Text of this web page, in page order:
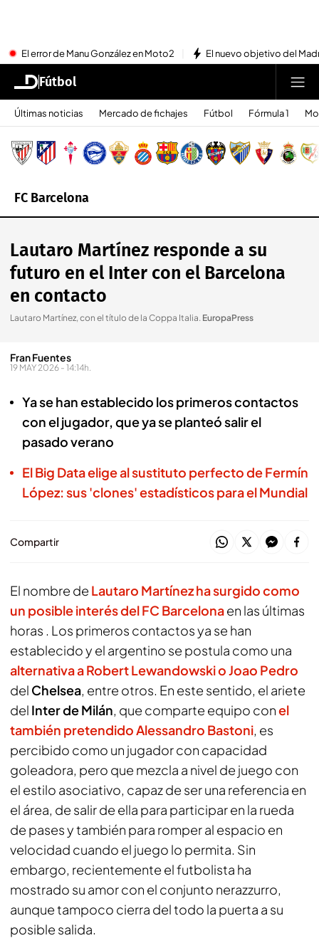
El error de Manu González en Moto2 El nuevo objetivo del
Fútbol
Últimas noticias Mercado de fichajes Fútbol Fórmula 1
FC Barcelona
Lautaro Martínez responde a su
futuro en el Inter con el Barcelona
en contacto
Lautaro Martínez, con el título de la Coppa Italia. EuropaPress
Fran Fuentes
19 MAY 2026 - 14:14h.
Ya se han establecido los primeros contactos
con el jugador, que ya se planteó salir el
pasado verano
El Big Data elige al sustituto perfecto de Fermín
López: sus 'clones' estadísticos para el Mundial
Compartir
El nombre de Lautaro Martínezha surgido como
un posible interés delFC Barcelonaen las últimas
horas . Los primeros contactos ya se han
establecido y el argentino se postula como una
alternativa a Robert Lewandowski oJoao Pedro
del Chelsea, entre otros. En este sentido, el ariete
del Inter de Milán, que comparte equipo conel
también pretendidoAlessandro Bastoni, es
percibido como un jugador con capacidad
goleadora, pero que mezcla a nivel de juego con
el estilo asociativo, capaz de ser una referencia en
el área, de salir de ella para participar en la rueda
de pases y también para romper al espacio en
velocidad cuando el juego lo permita. Sin
embargo, recientemente el futbolista ha
mostrado su amor con el conjunto nerazzurro,
aunque tampoco cierra del todo la puerta a su
posible salida.